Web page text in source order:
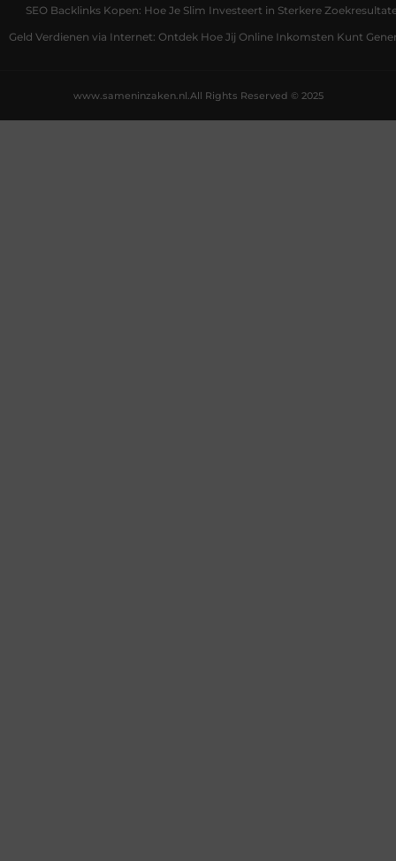
SEO Backlinks Kopen: Hoe Je Slim Investeert in Sterkere
Geld Verdienen via Internet: Ontdek Hoe Jij Online Inkomsten Kunt
All Rights Reserved © 2025
www.sameninzaken.nl.